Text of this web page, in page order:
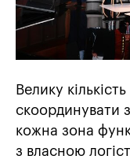
Велику
скоординувати
кожна зона
з власною